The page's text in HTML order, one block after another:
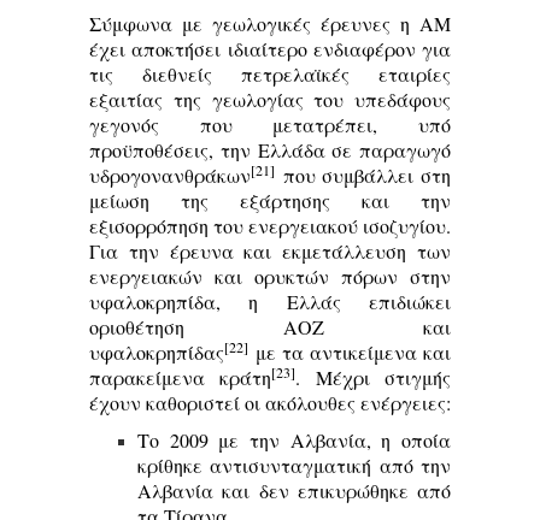
Σύμφωνα με γεωλογικές έρευνες η ΑΜ
έχει αποκτήσει ιδιαίτερο ενδιαφέρον για
τις διεθνείς πετρελαϊκές εταιρίες
εξαιτίας της γεωλογίας του υπεδάφους
γεγονός που μετατρέπει, υπό
προϋποθέσεις, την Ελλάδα σε παραγωγό
υδρογονανθράκων[21] που συμβάλλει στη
μείωση της εξάρτησης και την
εξισορρόπηση του ενεργειακού ισοζυγίου.
Για την έρευνα και εκμετάλλευση των
ενεργειακών και ορυκτών πόρων στην
υφαλοκρηπίδα, η Ελλάς επιδιώκει
οριοθέτηση ΑΟΖ και
υφαλοκρηπίδας[22] με τα αντικείμενα και
παρακείμενα κράτη[23]. Μέχρι στιγμής
έχουν καθοριστεί οι ακόλουθες ενέργειες:
Το 2009 με την Αλβανία, η οποία
κρίθηκε αντισυνταγματική από την
Αλβανία και δεν επικυρώθηκε από